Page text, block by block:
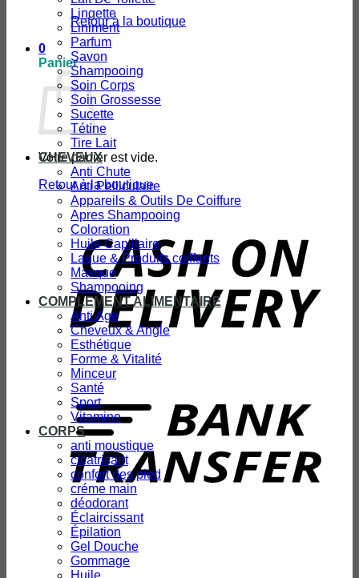
Retour à la boutique
0
Panier
Votre panier est vide.
Retour à la boutique
Lingette
Liniment
Parfum
Savon
Shampooing
Soin Corps
Soin Grossesse
Sucette
Tétine
Tire Lait
CHEVEUX
Anti Chute
Anti Pelliculaire
Appareils & Outils De Coiffure
Apres Shampooing
Coloration
Huile Capillaire
Laque & Produits coiffants
Masque
Shampooing
COMPLEMENT ALIMENTAIRE
Anti Age
Cheveux & Angle
Esthétique
Forme & Vitalité
Minceur
Santé
Sport
Vitamine
CORPS
anti moustique
cicatrisant
confort des pied
créme main
déodorant
Éclaircissant
Épilation
Gel Douche
Gommage
Huile